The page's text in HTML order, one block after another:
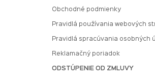
Obchodné podmienky
Pravidlá používania webových
Pravidlá spracúvania osobných
Reklamačný poriadok
ODSTÚPENIE OD ZMLUVY